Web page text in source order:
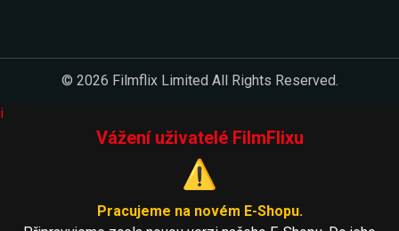
© 2026 Filmflix Limited All Rights Reserved.
i
Vážení uživatelé FilmFlixu
⚠️
Pracujeme na novém E-Shopu.